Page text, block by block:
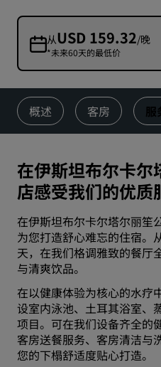
从USD 159.32/晚
*未来60天的最低价
概述 客房 服
在伊斯坦布尔卡尔
店感受我们的优质
在伊斯坦布尔卡尔塔尔丽笙
为您打造舒心难忘的住宿。
天，在我们格调雅致的餐厅
与清爽饮品。
在以健康体验为核心的水疗
设室内泳池、土耳其浴室、
项目。可在我们设备齐全的
客房送餐服务、客房清洁与
您的下榻舒适度贴心打造。